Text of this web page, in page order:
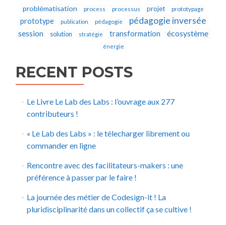
problématisation process processus projet prototypage
prototype publication pédagogie pédagogie inversée
session solution stratégie transformation écosystème
énergie
RECENT POSTS
Le Livre Le Lab des Labs : l’ouvrage aux 277
contributeurs !
« Le Lab des Labs » : le télecharger librement ou
commander en ligne
Rencontre avec des facilitateurs-makers : une
préférence à passer par le faire !
La journée des métier de Codesign-it ! La
pluridisciplinarité dans un collectif ça se cultive !